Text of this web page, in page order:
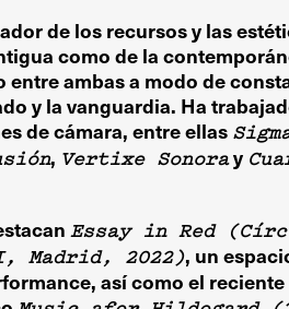
de los recursos y las
como de la
entre ambas a modo de
y la vanguardia. Ha
de cámara, entre ellas
, Vertixe Sonoray
Essay in Red
Madrid, 2022), un
así como el reciente